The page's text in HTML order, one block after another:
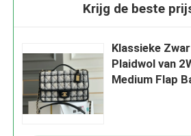
Krijg de beste
Klassieke
Plaidwol van
Medium Flap